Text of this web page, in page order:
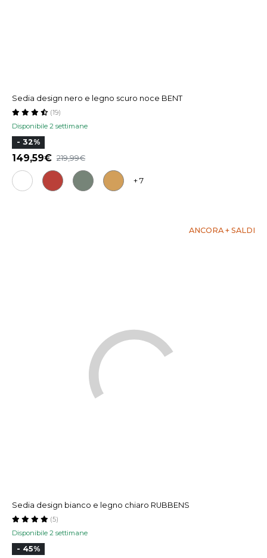
Sedia design nero e legno scuro noce BENT
Disponibile 2 settimane
(19)
- 32%
149,59 219,99
+ 7
ANCORA + SALDI
Sedia design bianco e legno chiaro RUBBENS
Disponibile 2 settimane
(5)
- 45%